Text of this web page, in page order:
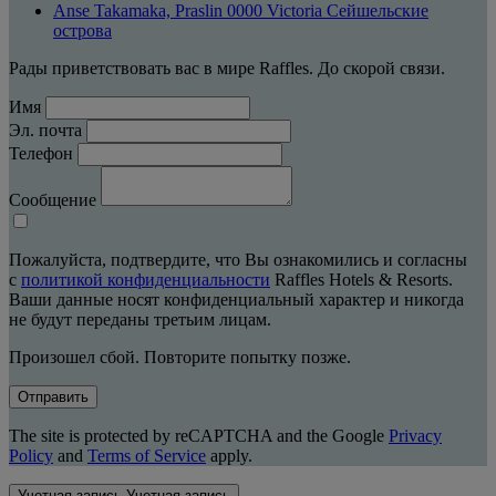
Anse Takamaka, Praslin 0000 Victoria Сейшельские
острова
Рады приветствовать вас в мире Raffles. До скорой связи.
Имя
Эл. почта
Телефон
Сообщение
Пожалуйста, подтвердите, что Вы ознакомились и согласны
с политикой конфиденциальности Raffles Hotels & Resorts.
Ваши данные носят конфиденциальный характер и никогда
не будут переданы третьим лицам.
Произошел сбой. Повторите попытку позже.
Отправить
The site is protected by reCAPTCHA and the Google Privacy
Policy and Terms of Service apply.